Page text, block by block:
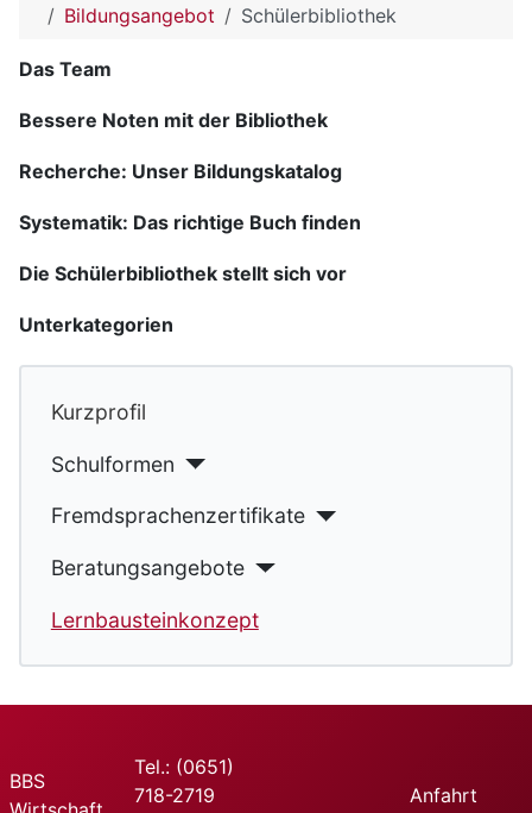
Kurzprofil
Schulformen
Fremdsprachenzertifikate
Beratungsangebote
Lernbausteinkonzept
Bildungsangebot
Schülerbibliothek
Das Team
Bessere Noten mit der Bibliothek
Recherche: Unser Bildungskatalog
Systematik: Das richtige Buch finden
Die Schülerbibliothek stellt sich vor
Unterkategorien
BBS
Tel.: (0651)
718-2719
Anfahrt